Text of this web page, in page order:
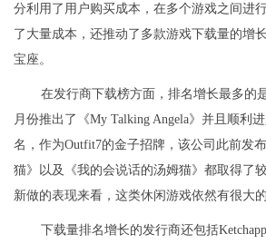
分利用了用户购买成本，在多个游戏之间进
了大量成本，还推动了多款游戏下载量的增
宝座。
在发行商下载榜方面，排名增长最多的
月份推出了《My Talking Angela》并且顺利
名，作为Outfit7的金子招牌，该公司此前发
猫》以及《我的会说话的汤姆猫》都取得了
新做的表现来看，这类休闲游戏依然有很大的
下载量排名增长的发行商还包括